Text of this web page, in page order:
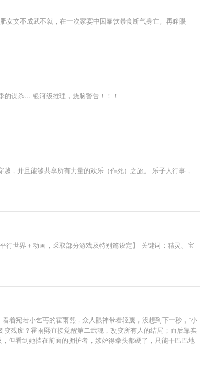
女文不成武不就，在一次家宴中因暴饮暴食断气身亡。再睁眼
谋杀... 银河级推理，烧脑警告！！！
，并且能够共享所有力量的欢乐（作死）之旅。 乐子人行事，
世界＋动画，采取部分游戏及特别篇设定】 关键词：精灵、宝
着宛若小乞丐的霍雨熙，众人眼神带着轻蔑，没想到下一秒，“小
残废？霍雨熙直接觉醒第二武魂，改变所有人的结局；而后靠实
但看到她挡在前面的拥护者，嫉妒得拳头都硬了，只能干巴巴地
众人:……好一个扮猪吃老虎！ cp：马小桃&戴钥衡（不喜欢会